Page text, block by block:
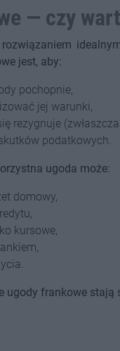
— czy
jest, aby:
pochopnie,
jej warunki,
rezygnuje
podatkowych.
ugoda może:
domowy,
kursowe,
ugody frankowe